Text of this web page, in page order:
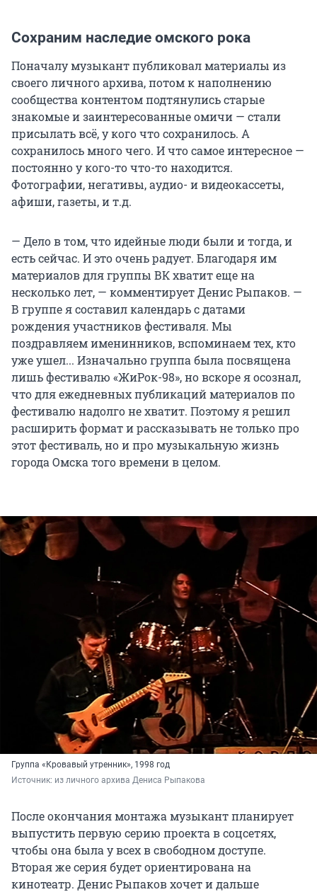
Сохраним наследие омского рока
Поначалу музыкант публиковал материалы из
своего личного архива, потом к наполнению
сообщества контентом подтянулись старые
знакомые и заинтересованные омичи — стали
присылать всё, у кого что сохранилось. А
сохранилось много чего. И что самое интересное —
постоянно у кого-то что-то находится.
Фотографии, негативы, аудио- и видеокассеты,
афиши, газеты, и т.д.
— Дело в том, что идейные люди были и тогда, и
есть сейчас. И это очень радует. Благодаря им
материалов для группы ВК хватит еще на
несколько лет, — комментирует Денис Рыпаков. —
В группе я составил календарь с датами
рождения участников фестиваля. Мы
поздравляем именинников, вспоминаем тех, кто
уже ушел... Изначально группа была посвящена
лишь фестивалю «ЖиРок-98», но вскоре я осознал,
что для ежедневных публикаций материалов по
фестивалю надолго не хватит. Поэтому я решил
расширить формат и рассказывать не только про
этот фестиваль, но и про музыкальную жизнь
города Омска того времени в целом.
Группа «Кровавый утренник», 1998 год
Источник: из личного архива Дениса Рыпакова
После окончания монтажа музыкант планирует
выпустить первую серию проекта в соцсетях,
чтобы она была у всех в свободном доступе.
Вторая же серия будет ориентирована на
кинотеатр. Денис Рыпаков хочет и дальше